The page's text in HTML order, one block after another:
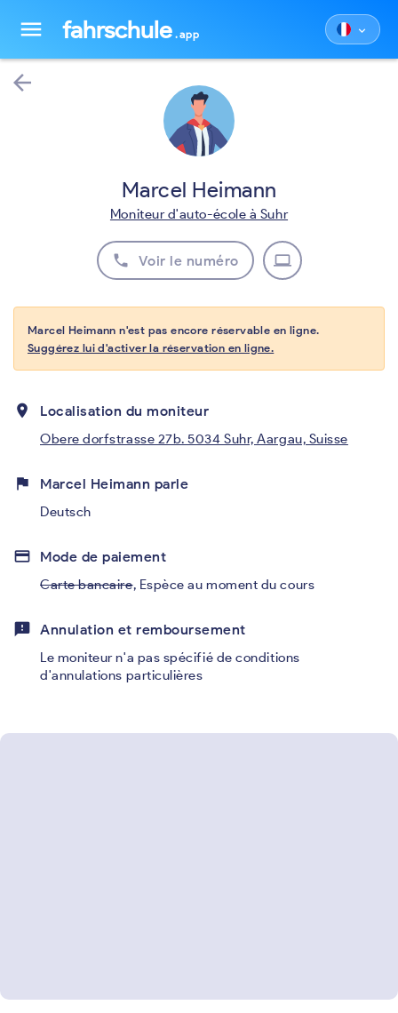
menu fahrschule .app keyboard_arrow_down
arrow_back
Marcel Heimann
Moniteur d'auto-école à Suhr
phone Voir le numéro laptop
Marcel Heimann n'est pas encore réservable en ligne.
Suggérez lui d'activer la réservation en ligne.
place Localisation du moniteur
Obere dorfstrasse 27b. 5034 Suhr, Aargau, Suisse
flag Marcel Heimann parle
Deutsch
credit_card Mode de paiement
Carte bancaire, Espèce au moment du cours
feedback Annulation et remboursement
Le moniteur n'a pas spécifié de conditions
d'annulations particulières